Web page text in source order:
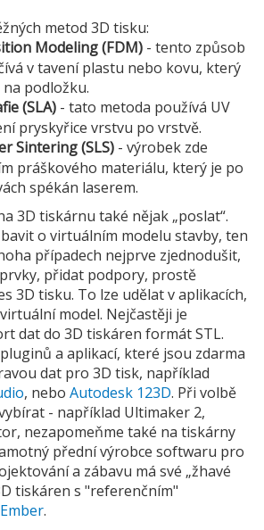
metod 3D tisku:
Modeling (FDM) - tento způsob
v tavení plastu nebo kovu, který
podložku.
(SLA) - tato metoda používá UV
pryskyřice vrstvu po vrstvě.
Sintering (SLS) - výrobek zde
práškového materiálu, který je po
spékán laserem.
3D tiskárnu také nějak „poslat“.
o virtuálním modelu stavby, ten
případech nejprve zjednodušit,
přidat podpory, prostě
3D tisku. To lze udělat v aplikacích,
model. Nejčastěji je
dat do 3D tiskáren formát STL.
a aplikací, které jsou zdarma
dat pro 3D tisk, například
, nebo Autodesk 123D. Při volbě
- například Ultimaker 2,
nezapomeňme také na tiskárny
přední výrobce softwaru pro
a zábavu má své „žhavé
tiskáren s "referenčním"
.